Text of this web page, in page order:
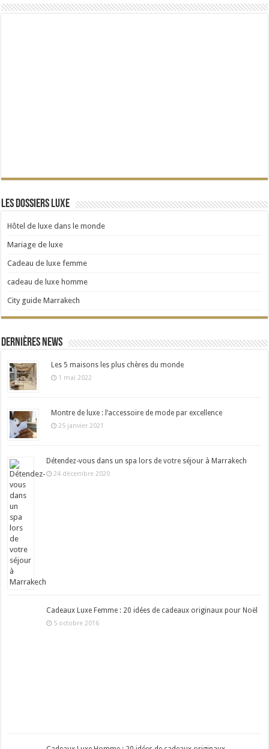
Les dossiers Luxe
Hôtel de luxe dans le monde
Mariage de luxe
Cadeau de luxe femme
cadeau de luxe homme
City guide Marrakech
Dernières news
Les 5 maisons les plus chères du monde
1 mai 2022
Montre de luxe : l’accessoire de mode par excellence
25 janvier 2021
Détendez-vous dans un spa lors de votre séjour à Marrakech
24 décembre 2020
Cadeaux Luxe Femme : 20 idées de cadeaux originaux pour Noël
5 octobre 2016